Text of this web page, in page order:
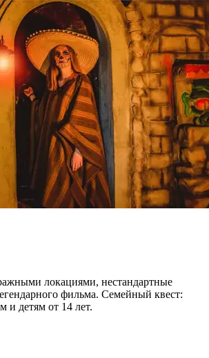
локациями, нестандартные
фильма. Семейный квест:
и детям от 14 лет.